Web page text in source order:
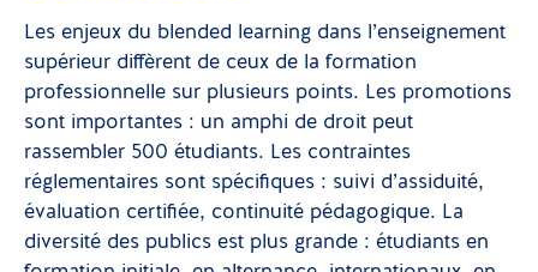
Les enjeux du blended learning dans l’enseignement
supérieur diffèrent de ceux de la formation
professionnelle sur plusieurs points. Les promotions
sont importantes : un amphi de droit peut
rassembler 500 étudiants. Les contraintes
réglementaires sont spécifiques : suivi d’assiduité,
évaluation certifiée, continuité pédagogique. La
diversité des publics est plus grande : étudiants en